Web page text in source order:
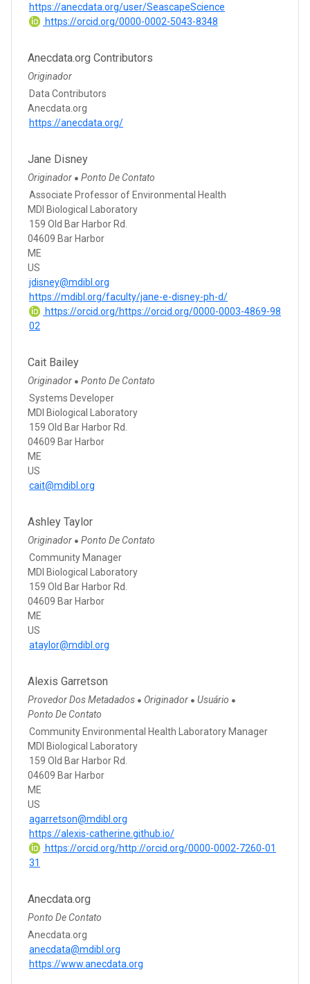
https://anecdata.org/user/SeascapeScience
https://orcid.org/0000-0002-5043-8348
Anecdata.org Contributors
Originador
Data Contributors
Anecdata.org
https://anecdata.org/
Jane Disney
Originador ● Ponto De Contato
Associate Professor of Environmental Health
MDI Biological Laboratory
159 Old Bar Harbor Rd.
04609 Bar Harbor
ME
US
jdisney@mdibl.org
https://mdibl.org/faculty/jane-e-disney-ph-d/
https://orcid.org/https://orcid.org/0000-0003-4869-98
02
Cait Bailey
Originador ● Ponto De Contato
Systems Developer
MDI Biological Laboratory
159 Old Bar Harbor Rd.
04609 Bar Harbor
ME
US
cait@mdibl.org
Ashley Taylor
Originador ● Ponto De Contato
Community Manager
MDI Biological Laboratory
159 Old Bar Harbor Rd.
04609 Bar Harbor
ME
US
ataylor@mdibl.org
Alexis Garretson
Provedor Dos Metadados ● Originador ● Usuário ●
Ponto De Contato
Community Environmental Health Laboratory Manager
MDI Biological Laboratory
159 Old Bar Harbor Rd.
04609 Bar Harbor
ME
US
agarretson@mdibl.org
https://alexis-catherine.github.io/
https://orcid.org/http://orcid.org/0000-0002-7260-01
31
Anecdata.org
Ponto De Contato
Anecdata.org
anecdata@mdibl.org
https://www.anecdata.org